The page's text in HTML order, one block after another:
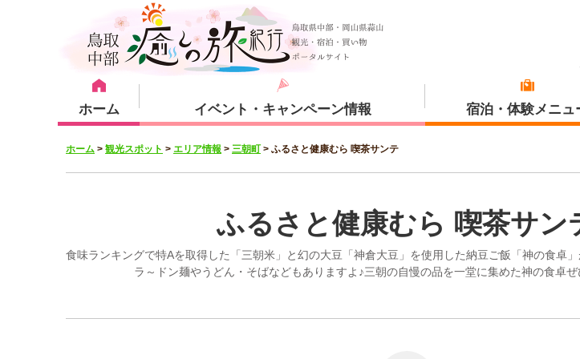
ホーム イベント・キャンペーン情報 宿泊・体験メニュ
宿泊・体験メニュー
宿泊プラン 体験プラン
観光スポット
琴浦町
ホーム > 観光スポット > エリア情報 > 三朝町 > ふるさと健康むら 喫茶サンテ
ふるさと健康むら 喫茶サン
食味ランキングで特Aを取得した「三朝米」と幻の大豆「神倉大豆」を使用した納豆ご飯「神の食卓
ラ～ドン麺やうどん・そばなどもありますよ♪三朝の自慢の品を一堂に集めた神の食卓ぜ